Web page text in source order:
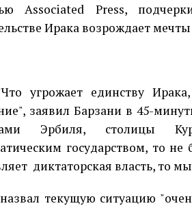
Associated Press,
Ирака возрождает
угрожает единству
заявил Барзани в 45-
Эрбиля, столицы
государством, то
диктаторская власть, то
текущую ситуацию